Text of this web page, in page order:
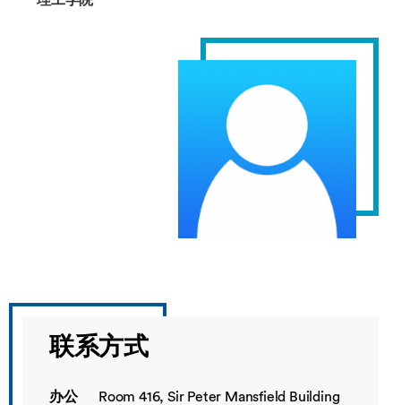
联系方式
办公
Room 416, Sir Peter Mansfield Building